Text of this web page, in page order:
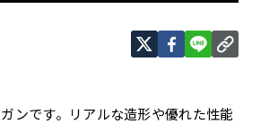
ンです。リアルな造形や優れた性能